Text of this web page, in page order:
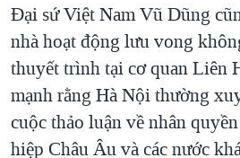
Đại sứ Việt Nam Vũ Dũng
nhà hoạt động lưu vong
thuyết trình tại cơ quan Liên
mạnh rằng Hà Nội thường
cuộc thảo luận về nhân
hiệp Châu Âu và các nước